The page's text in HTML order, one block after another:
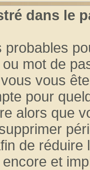
dans le
probables
mot de
vous
pour
alors que
de
et